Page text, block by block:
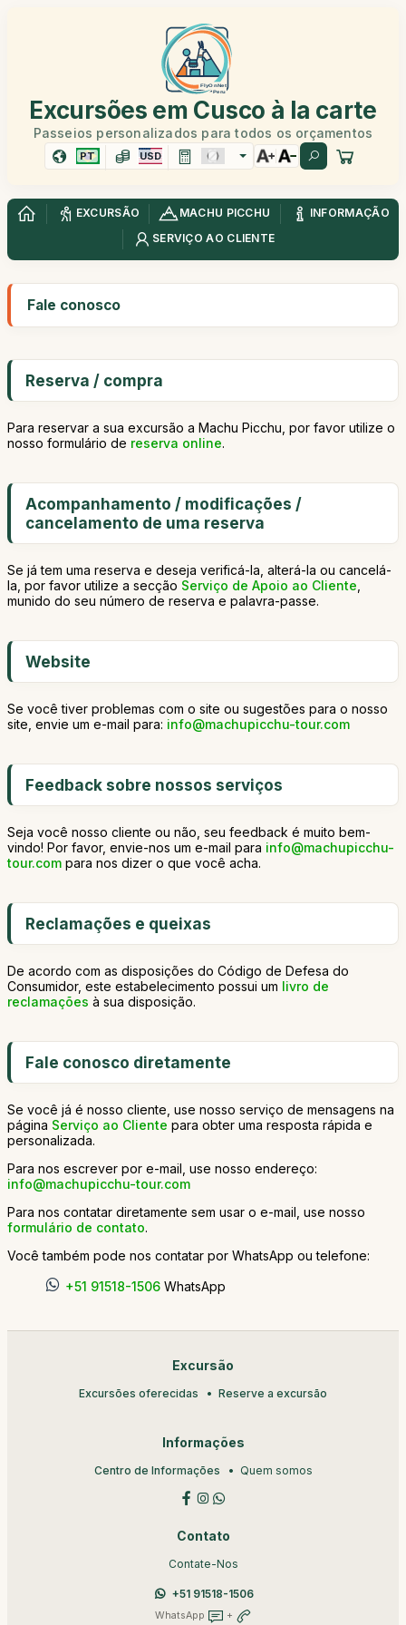
Excursões em Cusco à la carte
Passeios personalizados para todos os orçamentos
PT USD
EXCURSÃO MACHU PICCHU
INFORMAÇÃO
SERVIÇO AO CLIENTE
Fale conosco
Reserva / compra
Para reservar a sua excursão a Machu Picchu, por favor utilize o
nosso formulário de reserva online.
Acompanhamento / modificações /
cancelamento de uma reserva
Se já tem uma reserva e deseja verificá-la, alterá-la ou cancelá-
la, por favor utilize a secção Serviço de Apoio ao Cliente
munido do seu número de reserva e palavra-passe.
Website
Se você tiver problemas com o site ou sugestões para o nosso
site, envie um e-mail para: info@machupicchu-tour.com
Feedback sobre nossos serviços
Seja você nosso cliente ou não, seu feedback é muito bem-
vindo! Por favor, envie-nos um e-mail para info@machupicchu-
tour.com para nos dizer o que você acha.
Reclamações e queixas
De acordo com as disposições do Código de Defesa do
Consumidor, este estabelecimento possui um livro de
reclamações à sua disposição.
Fale conosco diretamente
Se você já é nosso cliente, use nosso serviço de mensagens na
página Serviço ao Cliente para obter uma resposta rápida e
personalizada.
Para nos escrever por e-mail, use nosso endereço:
info@machupicchu-tour.com
Para nos contatar diretamente sem usar o e-mail, use nosso
formulário de contato.
Você também pode nos contatar por WhatsApp ou telefone:
+51 91518-1506 WhatsApp
Excursão
Excursões oferecidas Reserve a excursão
Informações
Centro de Informações Quem somos
Contato
Contate-Nos
+51 91518-1506
WhatsApp +